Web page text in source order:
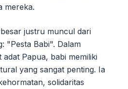
mereka.
justru muncul dari
"Pesta Babi". Dalam
Papua, babi memiliki
yang sangat penting. Ia
solidaritas